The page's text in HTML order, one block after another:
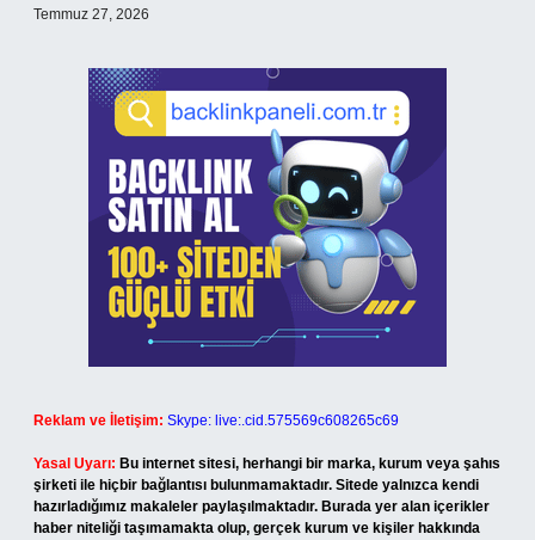
Temmuz 27, 2026
Reklam ve İletişim: Skype: live:.cid.575569c608265c69
Yasal Uyarı: Bu internet sitesi, herhangi bir marka, kurum veya şahıs
şirketi ile hiçbir bağlantısı bulunmamaktadır. Sitede yalnızca kendi
hazırladığımız makaleler paylaşılmaktadır. Burada yer alan içerikler
haber niteliği taşımamakta olup, gerçek kurum ve kişiler hakkında